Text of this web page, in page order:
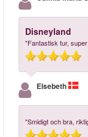
Disneyland
"Fantastisk tur,
Elsebeth
"Smidigt och bra,